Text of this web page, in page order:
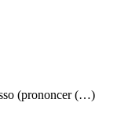
(prononcer (…)